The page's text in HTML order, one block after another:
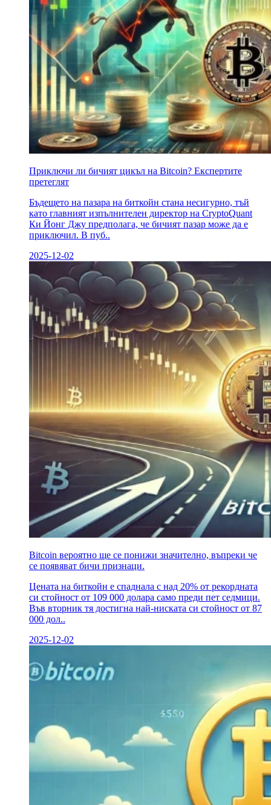
Приключи ли бичият цикъл на Bitcoin? Експертите
претеглят
Бъдещето на пазара на биткойн стана несигурно, тъй
като главният изпълнителен директор на CryptoQuant
Ки Йонг Джу предполага, че бичият пазар може да е
приключил. В пуб..
2025-12-02
Bitcoin вероятно ще се понижи значително, въпреки че
се появяват бичи признаци.
Цената на биткойн е спаднала с над 20% от рекордната
си стойност от 109 000 долара само преди пет седмици.
Във вторник тя достигна най-ниската си стойност от 87
000 дол..
2025-12-02